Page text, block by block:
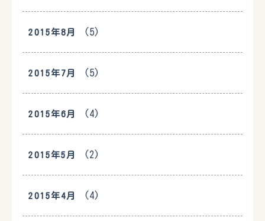
2015年8月 (5)
2015年7月 (5)
2015年6月 (4)
2015年5月 (2)
2015年4月 (4)